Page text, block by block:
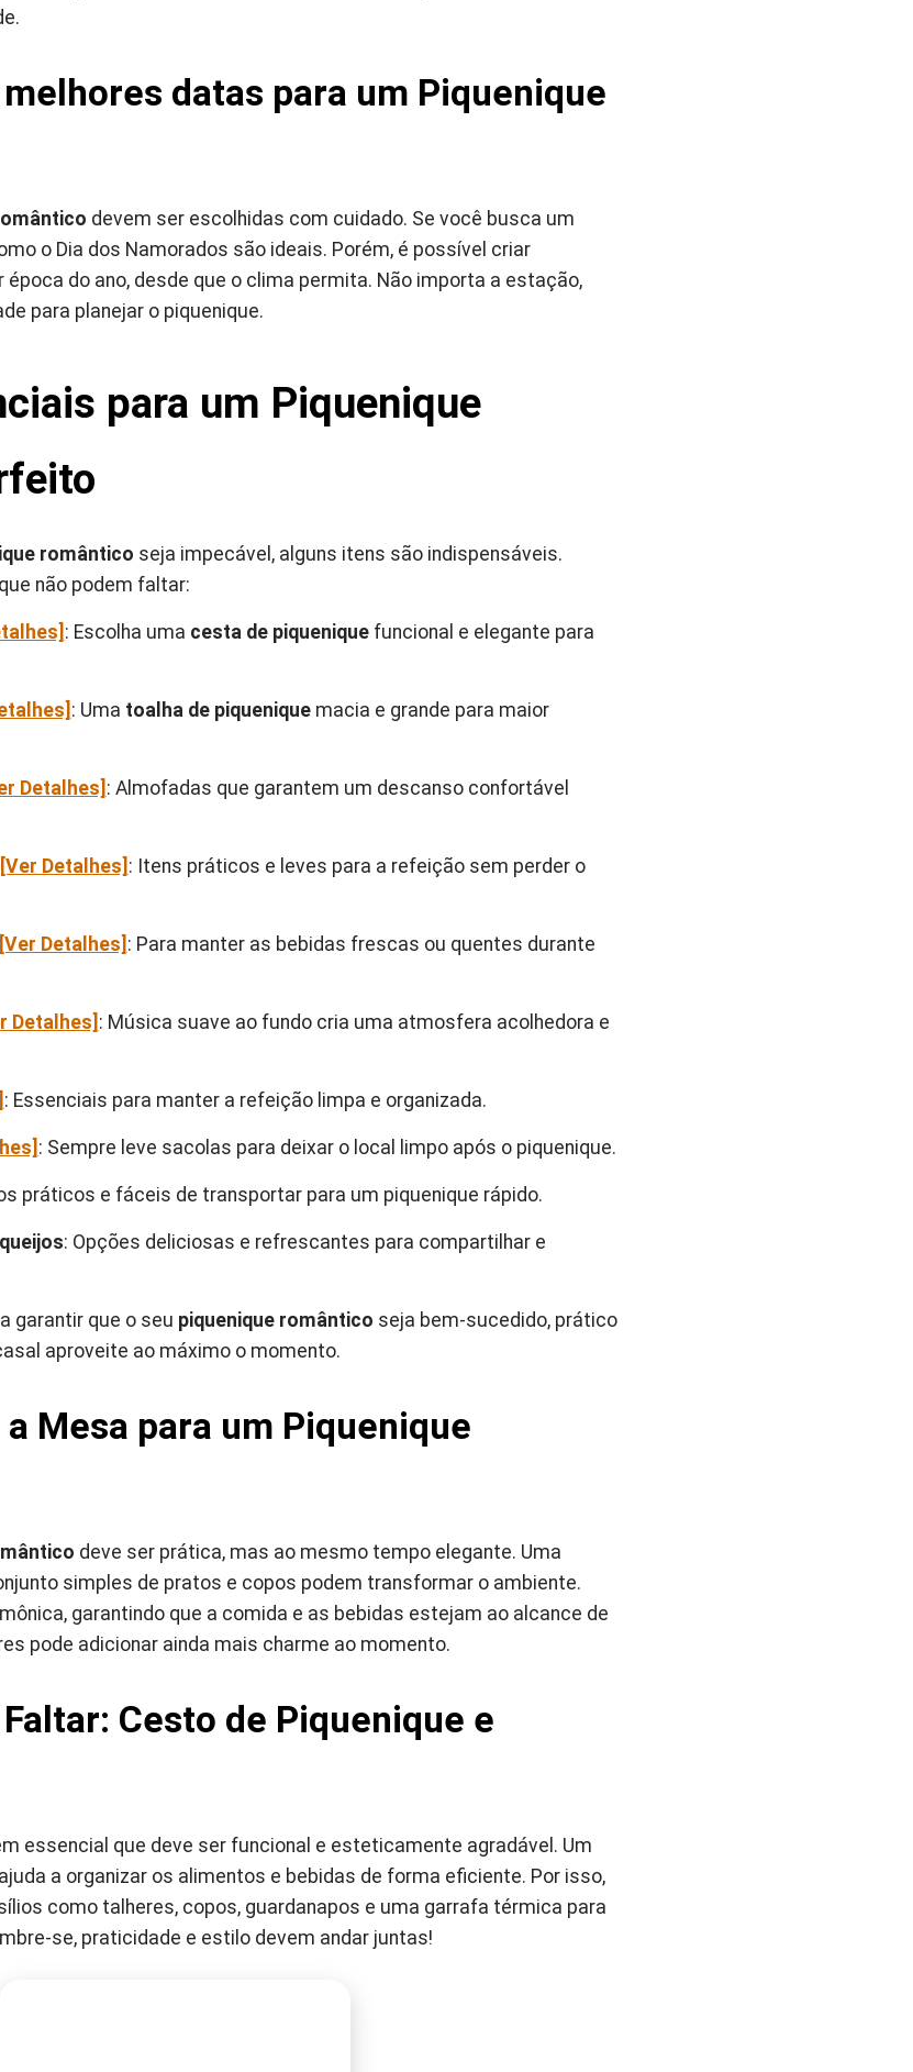
datas para um Piquenique
devem ser escolhidas com cuidado. Se você busca um
o Dia dos Namorados são ideais. Porém, é possível criar
do ano, desde que o clima permita. Não importa a estação,
para planejar o piquenique.
para um Piquenique
romântico seja impecável, alguns itens são indispensáveis.
não podem faltar:
: Escolha uma cesta de piqueniquefuncional e elegante para
: Uma toalha de piqueniquemacia e grande para maior
Detalhes] : Almofadas que garantem um descanso confortável
[Ver Detalhes] : Itens práticos e leves para a refeição sem perder o
[Ver Detalhes] : Para manter as bebidas frescas ou quentes durante
Detalhes] : Música suave ao fundo cria uma atmosfera acolhedora e
: Essenciais para manter a refeição limpa e organizada.
: Sempre leve sacolas para deixar o local limpo após o piquenique.
práticos e fáceis de transportar para um piquenique rápido.
: Opções deliciosas e refrescantes para compartilhar e
garantir que o seu piquenique romântico seja bem-sucedido, prático
aproveite ao máximo o momento.
Mesa para um Piquenique
deve ser prática, mas ao mesmo tempo elegante. Uma
simples de pratos e copos podem transformar o ambiente.
garantindo que a comida e as bebidas estejam ao alcance de
pode adicionar ainda mais charme ao momento.
Cesto de Piquenique e
essencial que deve ser funcional e esteticamente agradável. Um
a organizar os alimentos e bebidas de forma eficiente. Por isso,
como talheres, copos, guardanapos e uma garrafa térmica para
se, praticidade e estilo devem andar juntas!